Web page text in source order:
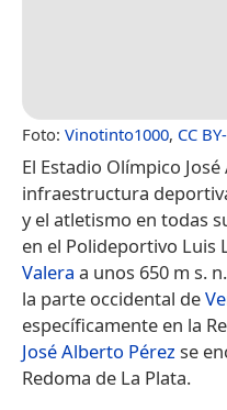
Foto: Vinotinto1000, CC
El Estadio Olímpico
infraestructura
y el atletismo en todas
en el Polideportivo Luis
Valera a unos 650 m s.
la parte occidental de
específicamente en la
José Alberto Pérezse
Redoma de La Plata.